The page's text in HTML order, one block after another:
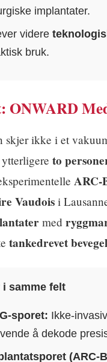
implantater.
videre
bruk.
ONWARD
skjer ikke i et
to
Vaudoisi
med
tankedrevet
i samme felt
sporet: Ikke-
å dekode
(ARC-